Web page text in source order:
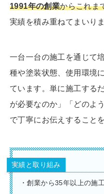
1991年の創業からこれま
実績を積み重ねてまいりま
一台一台の施工を通じて
種や塗装状態、使用環境
ています。単に施工する
が必要なのか」「どのよ
で丁寧にお伝えすること
実績と取り組み
・創業から35年以上の施